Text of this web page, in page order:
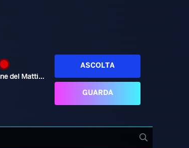
Le Prime Donne del Mattino
ASCOLTA
GUARDA